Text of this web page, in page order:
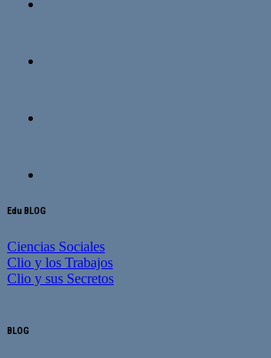
Edu BLOG
Ciencias Sociales
Clio y los Trabajos
Clio y sus Secretos
BLOG